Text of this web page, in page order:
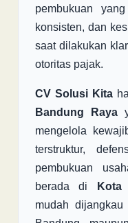
pembukuan
konsisten, dan
saat dilakukan
otoritas pajak.
CV Solusi Kita
Bandung Raya
mengelola
terstruktur,
pembukuan
berada di
Kota
mudah